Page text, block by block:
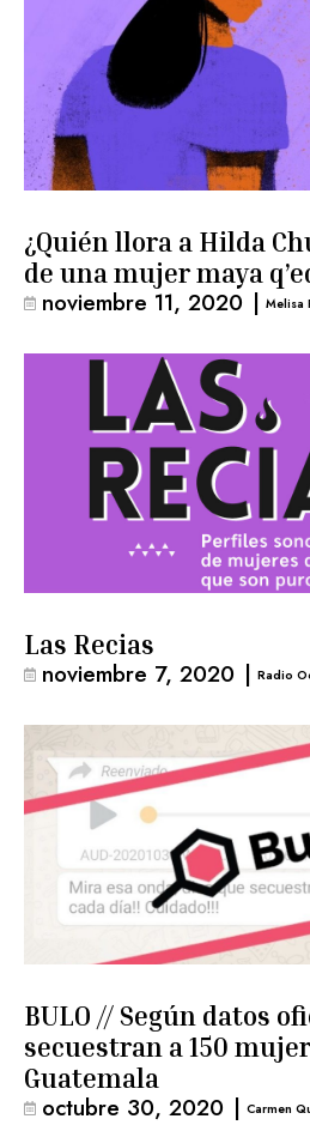
¿Quién llora a Hilda
de una mujer maya
noviembre 11, 2020 | Melisa
Las Recias
noviembre 7, 2020 | Radio
BULO // Según datos
secuestran a 150
Guatemala
octubre 30, 2020 | Carmen